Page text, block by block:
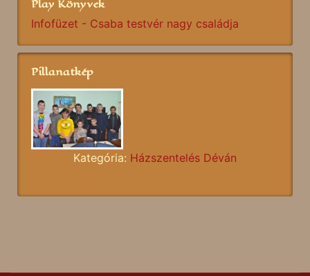
Play Könyvek
Infofüzet - Csaba testvér nagy családja
Pillanatkép
Kategória: Házszentelés Déván